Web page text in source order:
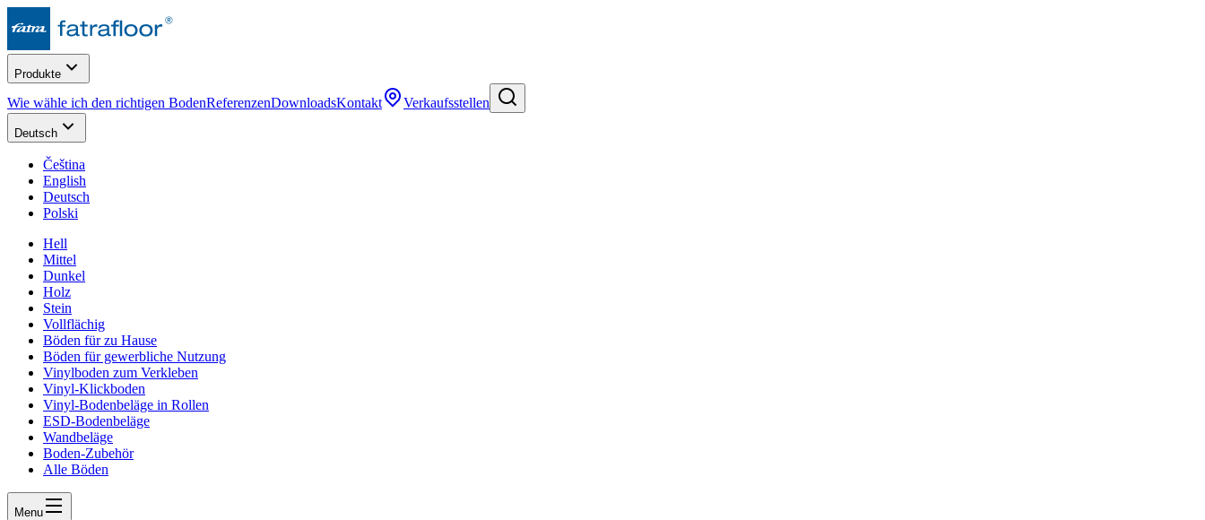
Produkte
Wie wähle ich den richtigen BodenReferenzenDownloadsKontakt Verkaufsstellen
Deutsch
Čeština
English
Deutsch
Polski
Hell
Mittel
Dunkel
Holz
Stein
Vollflächig
Böden für zu Hause
Böden für gewerbliche Nutzung
Vinylboden zum Verkleben
Vinyl-Klickboden
Vinyl-Bodenbeläge in Rollen
ESD-Bodenbeläge
Wandbeläge
Boden-Zubehör
Alle Böden
Menu